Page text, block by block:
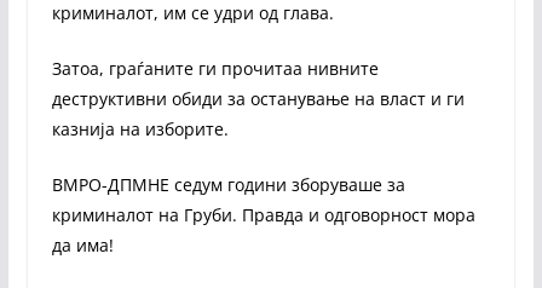
криминалот, им се удри од глава.
Затоа, граѓаните ги прочитаа нивните
деструктивни обиди за останување на власт и ги
казнија на изборите.
ВМРО-ДПМНЕ седум години зборуваше за
криминалот на Груби. Правда и одговорност мора
да има!